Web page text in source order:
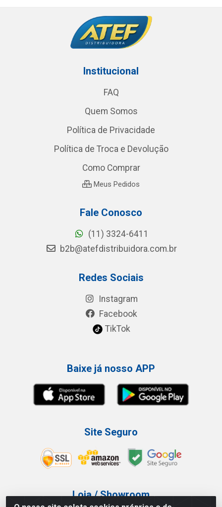
Institucional
FAQ
Quem Somos
Política de Privacidade
Política de Troca e Devolução
Como Comprar
Meus Pedidos
Fale Conosco
(11) 3324-6411
b2b@atefdistribuidora.com.br
Redes Sociais
Instagram
Facebook
TikTok
Baixe já nosso APP
Site Seguro
Loja / Showroom